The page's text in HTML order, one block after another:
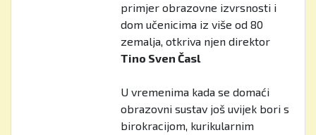
primjer obrazovne izvrsnosti i
dom učenicima iz više od 80
zemalja, otkriva njen direktor
Tino Sven Časl
U vremenima kada se domaći
obrazovni sustav još uvijek bori s
birokracijom, kurikularnim